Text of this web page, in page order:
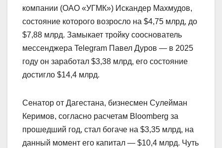
компании (ОАО «УГМК») Искандер Махмудов,
состояние которого возросло на $4,75 млрд, до
$7,88 млрд. Замыкает тройку сооснователь
мессенджера Telegram Павел Дуров — в 2025
году он заработал $3,38 млрд, его состояние
достигло $14,4 млрд.
Сенатор от Дагестана, бизнесмен Сулейман
Керимов, согласно расчетам Bloomberg за
прошедший год, стал богаче на $3,35 млрд, на
данный момент его капитал — $10,4 млрд. Чуть